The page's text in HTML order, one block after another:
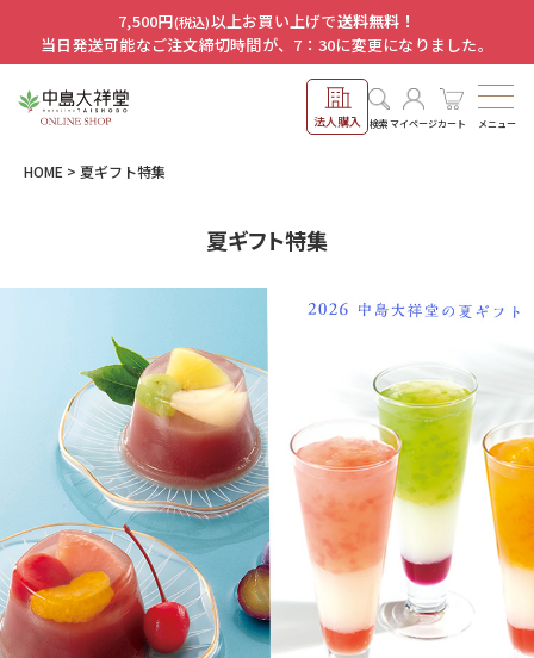
7,500円(税込)以上お買い上げで送料無料！
当日発送可能なご注文締切時間が、7：30に変更になりました。
法人購入 検索マイページカート メニュー
HOME 夏ギフト特集
夏ギフト特集